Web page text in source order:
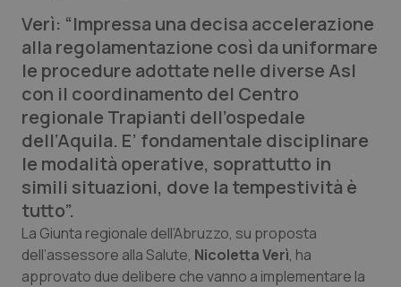
QS Pro
Professionisti Sanitari.AI
Abruzzo
Basilicata
Calabria
Campania
QS Pro Gold
Artrite & artrosi
Asma & BPCO
Car-T
QS Club Newsletter
Verì: “Impressa una decisa accelerazione
alla regolamentazione così da uniformare
le procedure adottate nelle diverse Asl
con il coordinamento del Centro
regionale Trapianti dell’ospedale
dell’Aquila. E’ fondamentale disciplinare
le modalità operative, soprattutto in
simili situazioni, dove la tempestività è
tutto”.
La Giunta regionale dell’Abruzzo, su proposta
dell’assessore alla Salute, Nicoletta Verì, ha
approvato due delibere che vanno a implementare la